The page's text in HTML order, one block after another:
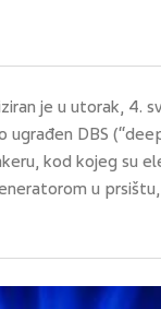
je u utorak, 4.
ugrađen DBS
kod kojeg su
u